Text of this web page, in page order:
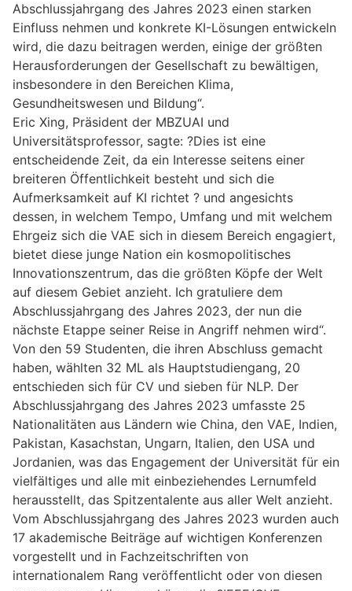
Abschlussjahrgang des Jahres 2023 einen starken
Einfluss nehmen und konkrete KI-Lösungen entwickeln
wird, die dazu beitragen werden, einige der größten
Herausforderungen der Gesellschaft zu bewältigen,
insbesondere in den Bereichen Klima,
Gesundheitswesen und Bildung“.
Eric Xing, Präsident der MBZUAI und
Universitätsprofessor, sagte: ?Dies ist eine
entscheidende Zeit, da ein Interesse seitens einer
breiteren Öffentlichkeit besteht und sich die
Aufmerksamkeit auf KI richtet ? und angesichts
dessen, in welchem Tempo, Umfang und mit welchem
Ehrgeiz sich die VAE sich in diesem Bereich engagiert,
bietet diese junge Nation ein kosmopolitisches
Innovationszentrum, das die größten Köpfe der Welt
auf diesem Gebiet anzieht. Ich gratuliere dem
Abschlussjahrgang des Jahres 2023, der nun die
nächste Etappe seiner Reise in Angriff nehmen wird“.
Von den 59 Studenten, die ihren Abschluss gemacht
haben, wählten 32 ML als Hauptstudiengang, 20
entschieden sich für CV und sieben für NLP. Der
Abschlussjahrgang des Jahres 2023 umfasste 25
Nationalitäten aus Ländern wie China, den VAE, Indien,
Pakistan, Kasachstan, Ungarn, Italien, den USA und
Jordanien, was das Engagement der Universität für ein
vielfältiges und alle mit einbeziehendes Lernumfeld
herausstellt, das Spitzentalente aus aller Welt anzieht.
Vom Abschlussjahrgang des Jahres 2023 wurden auch
17 akademische Beiträge auf wichtigen Konferenzen
vorgestellt und in Fachzeitschriften von
internationalem Rang veröffentlicht oder von diesen